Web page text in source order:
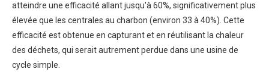
atteindre une efficacité allant jusqu'à 60%, significativement plus
élevée que les centrales au charbon (environ 33 à 40%). Cette
efficacité est obtenue en capturant et en réutilisant la chaleur
des déchets, qui serait autrement perdue dans une usine de
cycle simple.